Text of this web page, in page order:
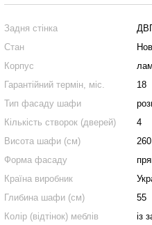
Задня стінка
Стан
Корпус
Гарантійний термін, міс.
18
Тип фасаду шафи
Кількість створок (дверей)
4
Висота шафи (см)
260
Форма фасаду
Країна виробник
Глибина шафи (см)
55
Колір (відтінок) меблів
із